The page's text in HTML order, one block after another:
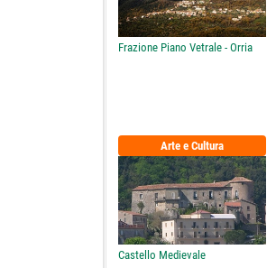
Frazione Piano Vetrale - Orria
Arte e Cultura
Castello Medievale